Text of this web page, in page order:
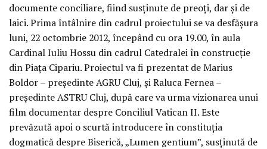
documente conciliare, fiind susţinute de preoţi, dar şi de
laici. Prima întâlnire din cadrul proiectului se va desfăşura
luni, 22 octombrie 2012, începând cu ora 19.00, în aula
Cardinal Iuliu Hossu din cadrul Catedralei în construcţie
din Piaţa Cipariu. Proiectul va fi prezentat de Marius
Boldor – preşedinte AGRU Cluj, şi Raluca Fernea –
preşedinte ASTRU Cluj, după care va urma vizionarea unui
film documentar despre Conciliul Vatican II. Este
prevăzută apoi o scurtă introducere în constituţia
dogmatică despre Biserică, „Lumen gentium”, susţinută de